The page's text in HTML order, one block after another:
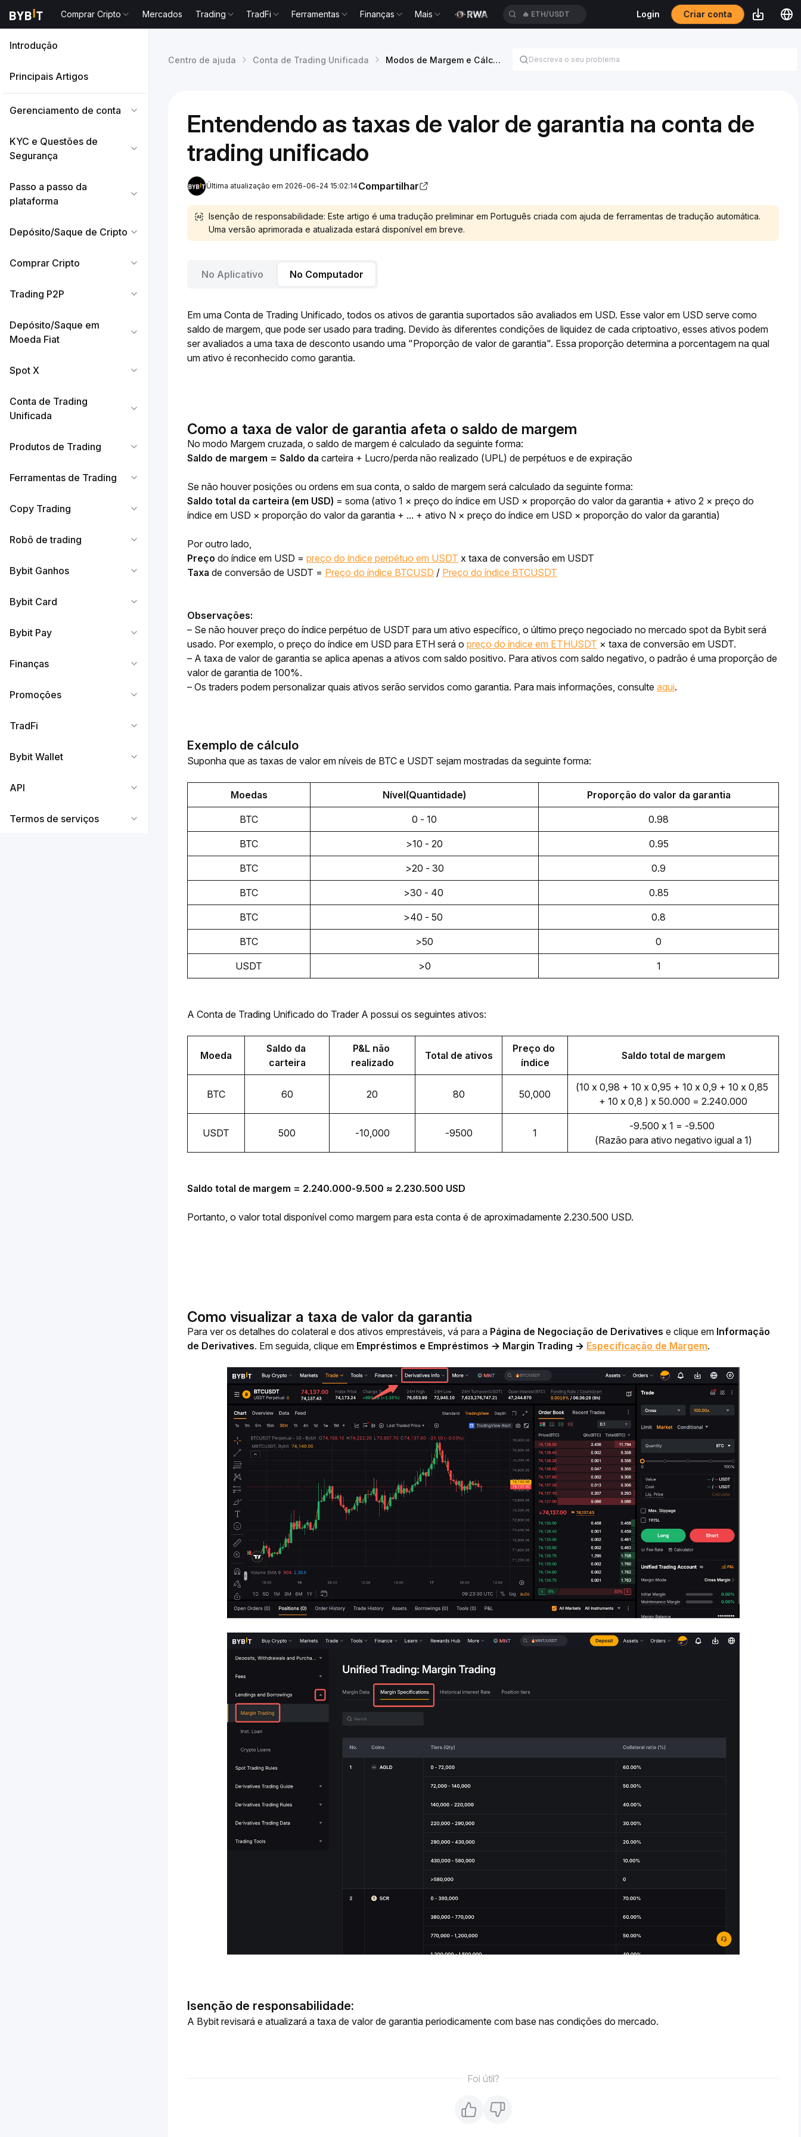
Comprar Cripto Mercados Trading TradFi Ferramentas Finanças Mais 🔥 ETH/USDT Login Criar conta
Introdução
Principais Artigos
Gerenciamento de conta
KYC e Questões de
Segurança
Passo a passo da
plataforma
Depósito/Saque de Cripto
Comprar Cripto
Trading P2P
Depósito/Saque em
Moeda Fiat
Spot X
Conta de Trading
Unificada
Produtos de Trading
Ferramentas de Trading
Copy Trading
Robô de trading
Bybit Ganhos
Bybit Card
Bybit Pay
Finanças
Promoções
TradFi
Bybit Wallet
API
Termos de serviços
Centro de ajuda Conta de Trading Unificada Modos de Margem e Cálculos
Entendendo as taxas de valor de garantia na conta de
trading unificado
Última atualização em 2026-06-24 15:02:14Compartilhar
Isenção de responsabilidade: Este artigo é uma tradução preliminar em Português criada com ajuda de ferramentas de tradução automática.
Uma versão aprimorada e atualizada estará disponível em breve.
No Aplicativo No Computador
Em uma Conta de Trading Unificado, todos os ativos de garantia suportados são avaliados em USD. Esse valor em USD serve como
saldo de margem, que pode ser usado para trading. Devido às diferentes condições de liquidez de cada criptoativo, esses ativos podem
ser avaliados a uma taxa de desconto usando uma "Proporção de valor de garantia". Essa proporção determina a porcentagem na qual
um ativo é reconhecido como garantia.
Como a taxa de valor de garantia afeta o saldo de margem
No modo Margem cruzada, o saldo de margem é calculado da seguinte forma:
Saldo de margem = Saldo da carteira + Lucro/perda não realizado (UPL) de perpétuos e de expiração
Se não houver posições ou ordens em sua conta, o saldo de margem será calculado da seguinte forma:
Saldo total da carteira (em USD) = soma (ativo 1 × preço do índice em USD × proporção do valor da garantia + ativo 2 × preço do
índice em USD × proporção do valor da garantia + ... + ativo N × preço do índice em USD × proporção do valor da garantia)
Por outro lado,
Preço do índice em USD = preço do índice perpétuo em USDT x taxa de conversão em USDT
Taxa de conversão de USDT = Preço do índice BTCUSD / Preço do índice BTCUSDT
Observações:
– Se não houver preço do índice perpétuo de USDT para um ativo específico, o último preço negociado no mercado spot da Bybit será
usado. Por exemplo, o preço do índice em USD para ETH será o preço do índice em ETHUSDT × taxa de conversão em USDT.
– A taxa de valor de garantia se aplica apenas a ativos com saldo positivo. Para ativos com saldo negativo, o padrão é uma proporção de
valor de garantia de 100%.
– Os traders podem personalizar quais ativos serão servidos como garantia. Para mais informações, consulte aqui.
Exemplo de cálculo
Suponha que as taxas de valor em níveis de BTC e USDT sejam mostradas da seguinte forma:
Moedas Nível(Quantidade) Proporção do valor da garantia
BTC 0 - 10 0.98
BTC >10 - 20 0.95
BTC >20 - 30 0.9
BTC >30 - 40 0.85
BTC >40 - 50 0.8
BTC >50 0
USDT >0 1
A Conta de Trading Unificado do Trader A possui os seguintes ativos:
Moeda
Saldo da
carteira
P&L não
realizado
Total de ativos
Preço do
índice
Saldo total de margem
BTC 60 20 80 50,000
(10 x 0,98 + 10 x 0,95 + 10 x 0,9 + 10 x 0,85
+ 10 x 0,8 ) x 50.000 = 2.240.000
USDT 500 -10,000 -9500 1
-9.500 x 1 = -9.500
(Razão para ativo negativo igual a 1)
Saldo total de margem = 2.240.000-9.500 ≈ 2.230.500 USD
Portanto, o valor total disponível como margem para esta conta é de aproximadamente 2.230.500 USD.
Como visualizar a taxa de valor da garantia
Para ver os detalhes do colateral e dos ativos emprestáveis, vá para a Página de Negociação de Derivatives e clique em Informação
de Derivatives. Em seguida, clique em Empréstimos e Empréstimos → Margin Trading → Especificação de Margem.
Isenção de responsabilidade:
A Bybit revisará e atualizará a taxa de valor de garantia periodicamente com base nas condições do mercado.
Foi útil?